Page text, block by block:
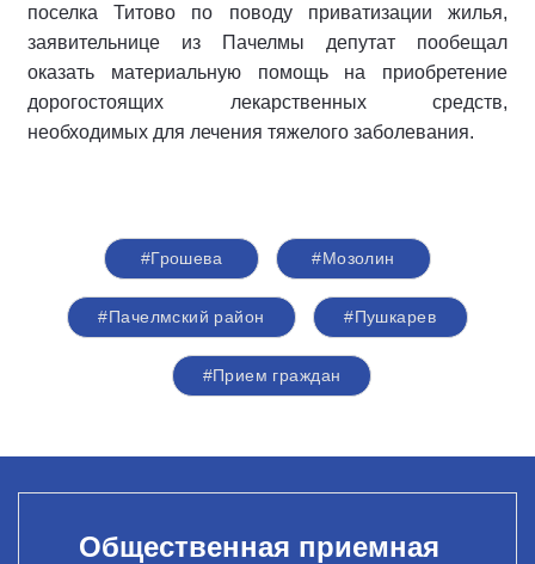
поселка Титово по поводу приватизации жилья,
заявительнице из Пачелмы депутат пообещал
оказать материальную помощь на приобретение
дорогостоящих лекарственных средств,
необходимых для лечения тяжелого заболевания.
#Грошева #Мозолин
#Пачелмский район #Пушкарев
#Прием граждан
Общественная приемная